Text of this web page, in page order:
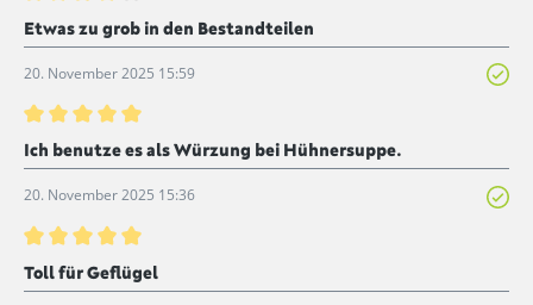
Bewertung mit 4 von 5 Sternen
Etwas zu grob in den Bestandteilen
20. November 2025 15:59
Bewertung mit 5 von 5 Sternen
Ich benutze es als Würzung bei Hühnersuppe.
20. November 2025 15:36
Bewertung mit 5 von 5 Sternen
Toll für Geflügel